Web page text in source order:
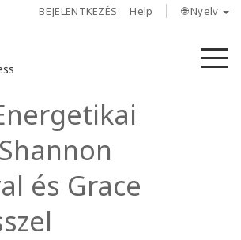
BEJELENTKEZÉS Help 🌐 Nyelv
és Grace